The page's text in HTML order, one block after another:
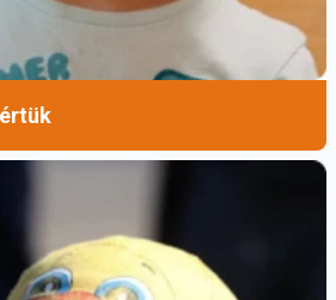
Angéla Gimnázium
Forrás: Magyar Kurír